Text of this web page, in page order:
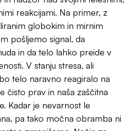
fokusiran na ta trenutek,
po napetosti.
orodje, primerno za
in učinkovite načine za
počutjatukajin se
posvet še danes!